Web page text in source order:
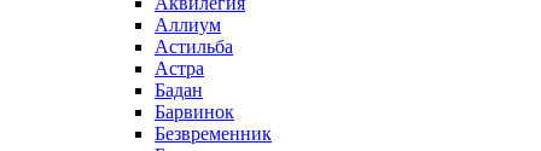
Аллиум
Астильба
Астра
Бадан
Барвинок
Безвременник